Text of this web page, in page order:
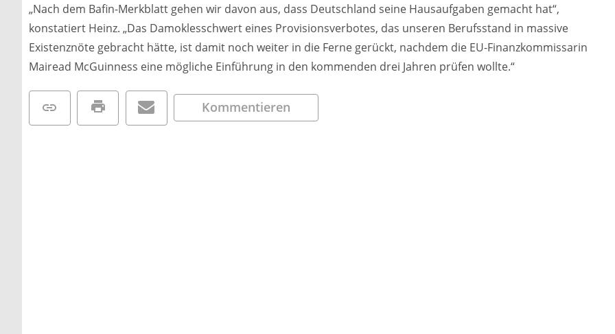
„Nach dem Bafin-Merkblatt gehen wir davon aus, dass Deutschland seine Hausaufgaben gemacht hat“,
konstatiert Heinz. „Das Damoklesschwert eines Provisionsverbotes, das unseren Berufsstand in massive
Existenznöte gebracht hätte, ist damit noch weiter in die Ferne gerückt, nachdem die EU-Finanzkommissarin
Mairead McGuinness eine mögliche Einführung in den kommenden drei Jahren prüfen wollte.“
Kommentieren